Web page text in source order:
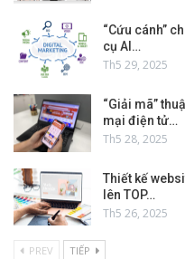
“Cứu cánh”
cụ AI…
Th5 29, 2025
“Giải mã”
mại điện tử…
Th5 28, 2025
Thiết kế
lên TOP…
Th5 26, 2025
PREV TIẾP